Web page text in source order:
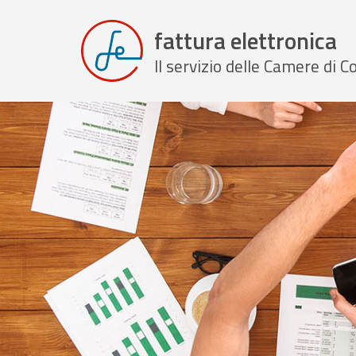
fattura elettronica
Il servizio delle Camere di